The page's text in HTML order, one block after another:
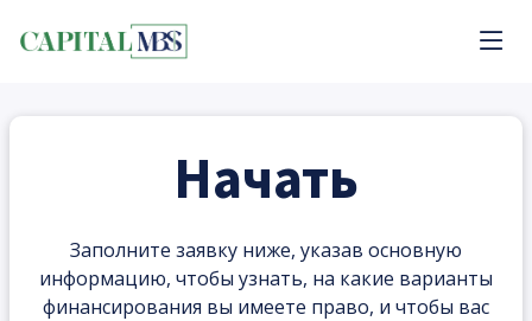
Начать
Заполните заявку ниже, указав основную
информацию, чтобы узнать, на какие варианты
финансирования вы имеете право, и чтобы вас